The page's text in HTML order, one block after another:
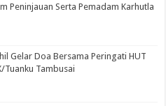
Peninjauan Serta Pemadam Karhutla
Gelar Doa Bersama Peringati HUT
Tuanku Tambusai